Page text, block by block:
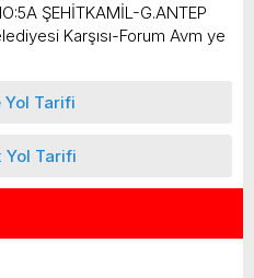
ŞEHİTKAMİL-G.ANTEP
Karşısı-Forum Avm ye
Yol Tarifi
Yol Tarifi